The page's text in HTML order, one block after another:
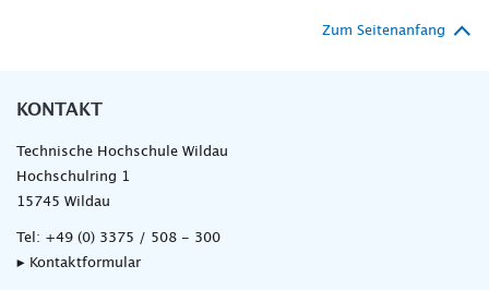
Zum Seitenanfang
KONTAKT
Technische Hochschule Wildau
Hochschulring 1
15745 Wildau
Tel: +49 (0) 3375 / 508 - 300
▸ Kontaktformular